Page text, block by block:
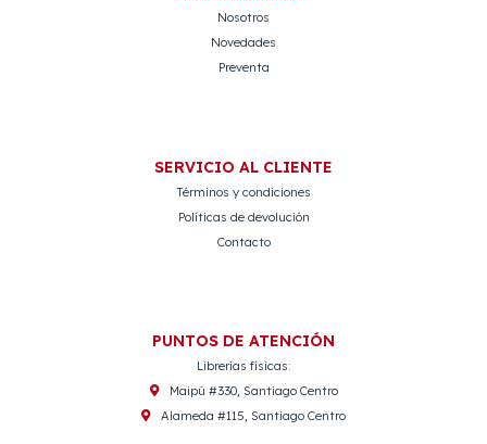
Nosotros
Novedades
Preventa
SERVICIO AL CLIENTE
Términos y condiciones
Políticas de devolución
Contacto
PUNTOS DE ATENCIÓN
Librerías físicas:
Maipú #330, Santiago Centro
Alameda #115, Santiago Centro